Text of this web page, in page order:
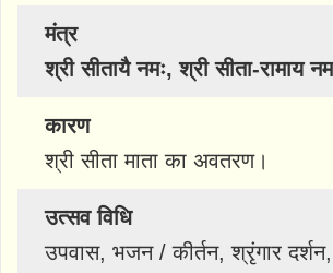
मंत्र
श्री सीतायै नमः, श्री सीता-रामाय
कारण
श्री सीता माता का अवतरण।
उत्सव विधि
उपवास, भजन / कीर्तन, श्रृंगार